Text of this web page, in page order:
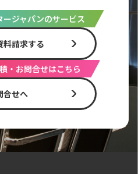
ージャパンのサービス
料請求する
・お問合せはこちら
合せへ